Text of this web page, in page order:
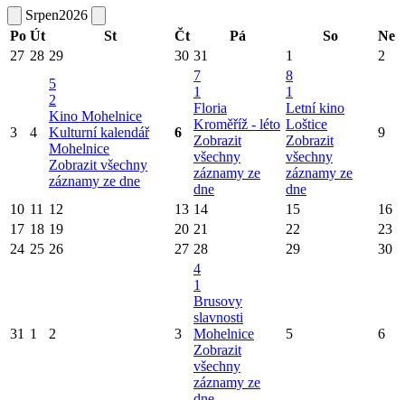
Srpen2026
Po Út St Čt Pá So
Ne
27 28 29 30 31 1 2
3 4
5
2
Kino Mohelnice
Kulturní kalendář
Mohelnice
Zobrazit všechny
záznamy ze dne
6
7
1
Floria
Kroměříž - léto
Zobrazit
všechny
záznamy ze
dne
8
1
Letní kino
Loštice
Zobrazit
všechny
záznamy ze
dne
9
10 11 12 13 14 15
16
17 18 19 20 21 22
23
24 25 26 27 28 29 30
31 1 2 3
4
1
Brusovy
slavnosti
Mohelnice
Zobrazit
všechny
záznamy ze
5 6